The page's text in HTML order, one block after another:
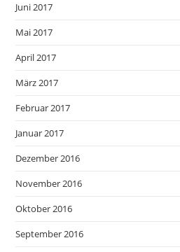
Juni 2017
Mai 2017
April 2017
März 2017
Februar 2017
Januar 2017
Dezember 2016
November 2016
Oktober 2016
September 2016